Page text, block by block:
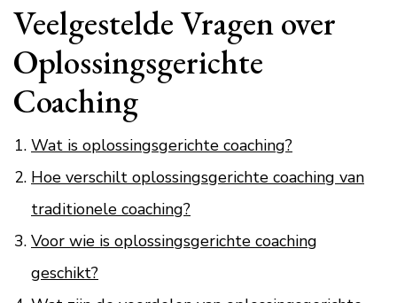
Veelgestelde Vragen over
Oplossingsgerichte
Coaching
Wat is oplossingsgerichte coaching?
Hoe verschilt oplossingsgerichte coaching van
traditionele coaching?
Voor wie is oplossingsgerichte coaching
geschikt?